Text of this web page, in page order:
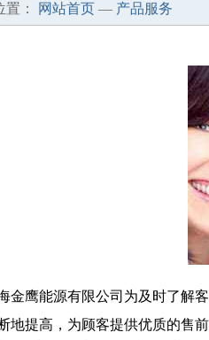
置： 网站首页 — 产品服务
金鹰能源有限公司为及时了解
地提高，为顾客提供优质的售